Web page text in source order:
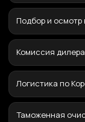
Подбор и осмотр
Комиссия дилера
Логистика по
Таможенная